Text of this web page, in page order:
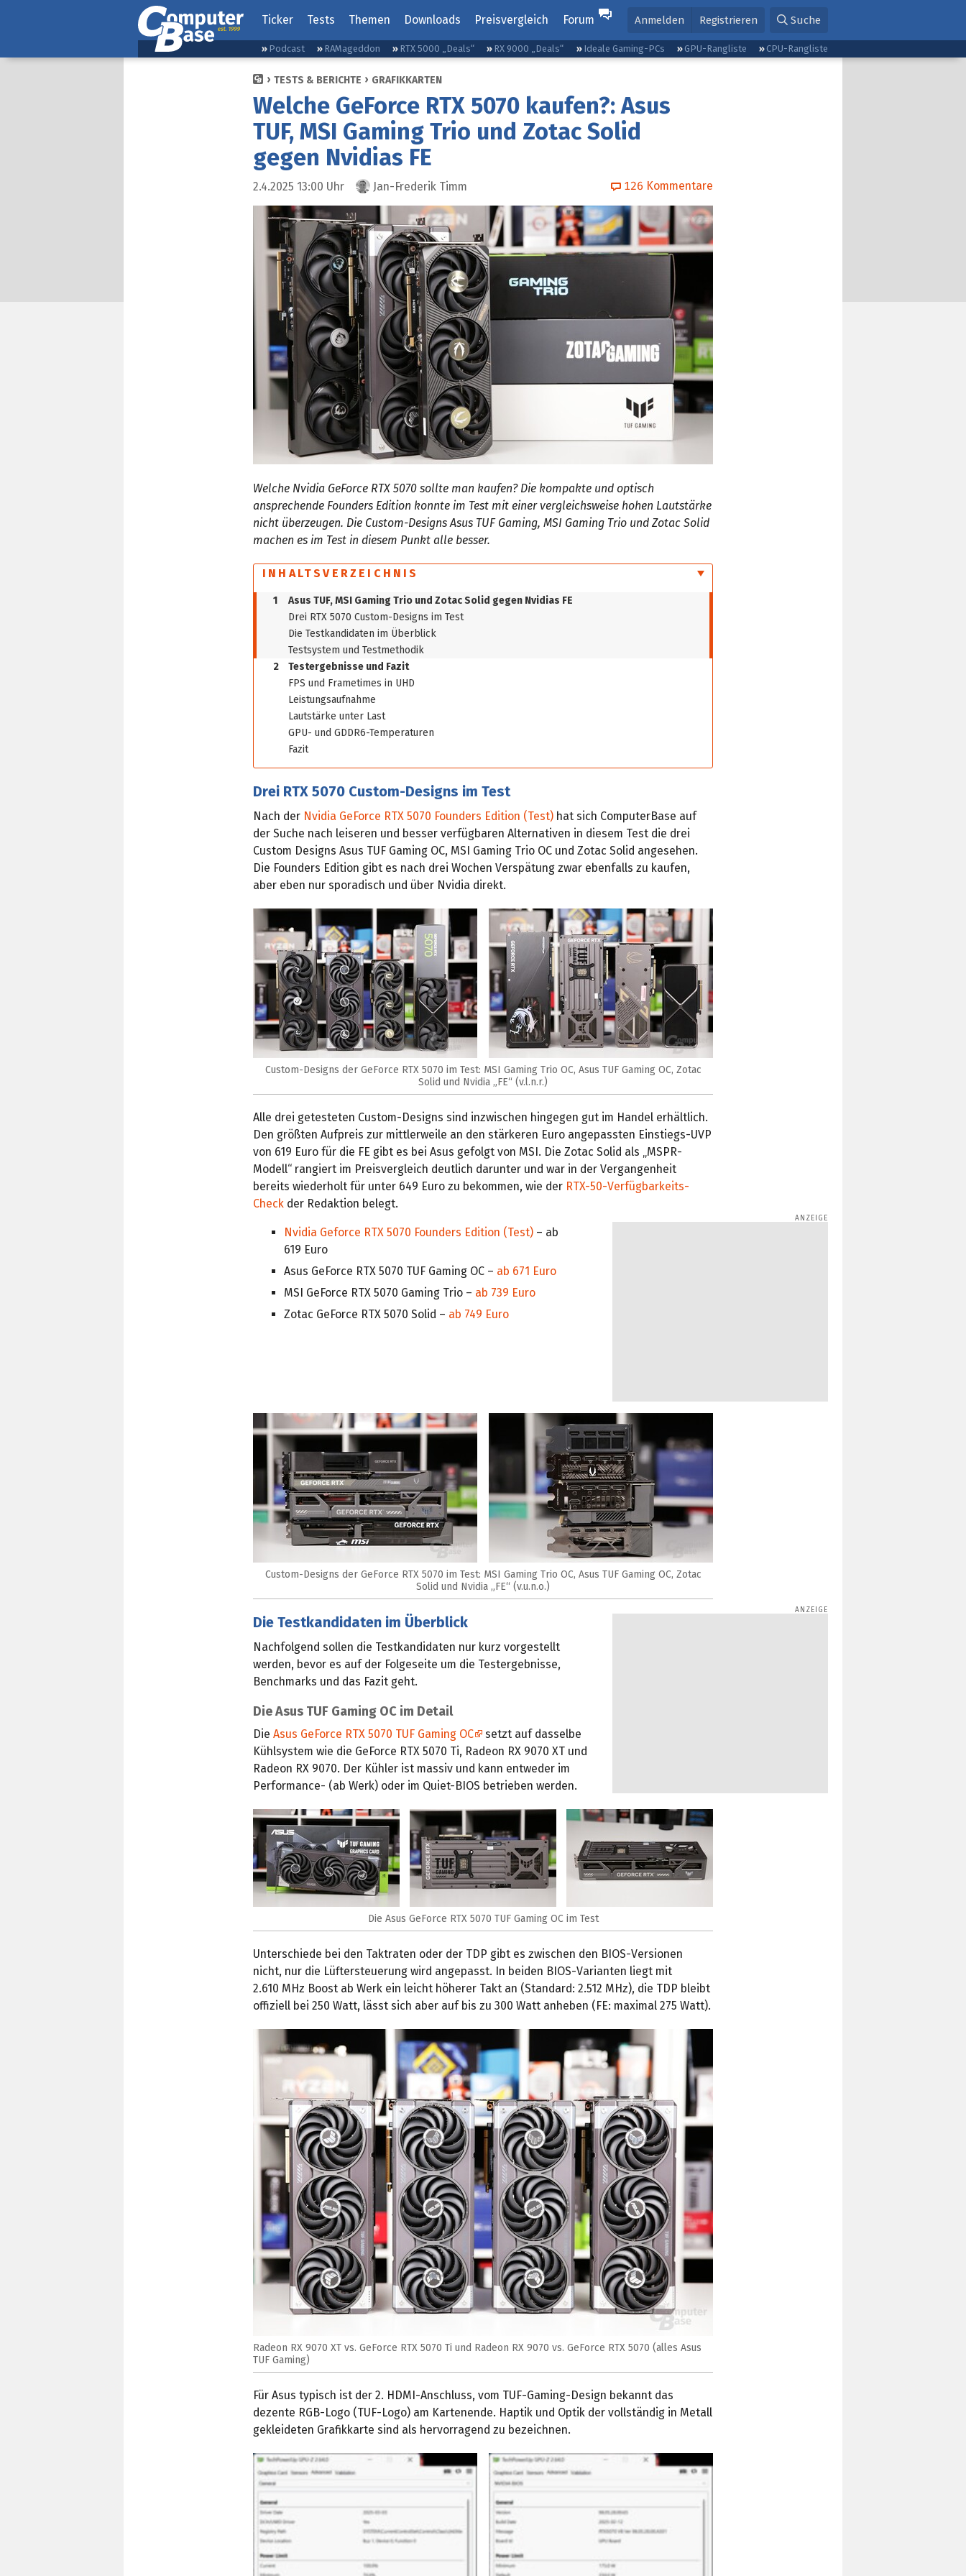
Ticker Tests Themen Downloads Preisvergleich Forum Anmelden Registrieren Suche
Podcast RAMageddon RTX 5000 „Deals“ RX 9000 „Deals“ Ideale Gaming-PCs GPU-Rangliste CPU-Rangliste
TESTS & BERICHTE GRAFIKKARTEN
Welche GeForce RTX 5070 kaufen?: Asus
TUF, MSI Gaming Trio und Zotac Solid
gegen Nvidias FE
2.4.2025 13:00 Uhr Jan-Frederik Timm 126 Kommentare
Welche Nvidia GeForce RTX 5070 sollte man kaufen? Die kompakte und optisch
ansprechende Founders Edition konnte im Test mit einer vergleichsweise hohen Lautstärke
nicht überzeugen. Die Custom-Designs Asus TUF Gaming, MSI Gaming Trio und Zotac Solid
machen es im Test in diesem Punkt alle besser.
INHALTSVERZEICHNIS
1
Asus TUF, MSI Gaming Trio und Zotac Solid gegen Nvidias FE
Drei RTX 5070 Custom-Designs im Test
Die Testkandidaten im Überblick
Testsystem und Testmethodik
2
Testergebnisse und Fazit
FPS und Frametimes in UHD
Leistungsaufnahme
Lautstärke unter Last
GPU- und GDDR6-Temperaturen
Fazit
Drei RTX 5070 Custom-Designs im Test
Nach der Nvidia GeForce RTX 5070 Founders Edition (Test) hat sich ComputerBase auf
der Suche nach leiseren und besser verfügbaren Alternativen in diesem Test die drei
Custom Designs Asus TUF Gaming OC, MSI Gaming Trio OC und Zotac Solid angesehen.
Die Founders Edition gibt es nach drei Wochen Verspätung zwar ebenfalls zu kaufen,
aber eben nur sporadisch und über Nvidia direkt.
Custom-Designs der GeForce RTX 5070 im Test: MSI Gaming Trio OC, Asus TUF Gaming OC, Zotac
Solid und Nvidia „FE“ (v.l.n.r.)
Alle drei getesteten Custom-Designs sind inzwischen hingegen gut im Handel erhältlich.
Den größten Aufpreis zur mittlerweile an den stärkeren Euro angepassten Einstiegs-UVP
von 619 Euro für die FE gibt es bei Asus gefolgt von MSI. Die Zotac Solid als „MSPR-
Modell“ rangiert im Preisvergleich deutlich darunter und war in der Vergangenheit
bereits wiederholt für unter 649 Euro zu bekommen, wie der RTX-50-Verfügbarkeits-
Check der Redaktion belegt.
Nvidia Geforce RTX 5070 Founders Edition (Test) – ab
619 Euro
Asus GeForce RTX 5070 TUF Gaming OC – ab 671 Euro
MSI GeForce RTX 5070 Gaming Trio – ab 739 Euro
Zotac GeForce RTX 5070 Solid – ab 749 Euro
Custom-Designs der GeForce RTX 5070 im Test: MSI Gaming Trio OC, Asus TUF Gaming OC, Zotac
Solid und Nvidia „FE“ (v.u.n.o.)
Die Testkandidaten im Überblick
Nachfolgend sollen die Testkandidaten nur kurz vorgestellt
werden, bevor es auf der Folgeseite um die Testergebnisse,
Benchmarks und das Fazit geht.
Die Asus TUF Gaming OC im Detail
Die Asus GeForce RTX 5070 TUF Gaming OC
setzt auf dasselbe
Kühlsystem wie die GeForce RTX 5070 Ti, Radeon RX 9070 XT und
Radeon RX 9070. Der Kühler ist massiv und kann entweder im
Performance- (ab Werk) oder im Quiet-BIOS betrieben werden.
Die Asus GeForce RTX 5070 TUF Gaming OC im Test
Unterschiede bei den Taktraten oder der TDP gibt es zwischen den BIOS-Versionen
nicht, nur die Lüftersteuerung wird angepasst. In beiden BIOS-Varianten liegt mit
2.610 MHz Boost ab Werk ein leicht höherer Takt an (Standard: 2.512 MHz), die TDP bleibt
offiziell bei 250 Watt, lässt sich aber auf bis zu 300 Watt anheben (FE: maximal 275 Watt).
Radeon RX 9070 XT vs. GeForce RTX 5070 Ti und Radeon RX 9070 vs. GeForce RTX 5070 (alles Asus
TUF Gaming)
Für Asus typisch ist der 2. HDMI-Anschluss, vom TUF-Gaming-Design bekannt das
dezente RGB-Logo (TUF-Logo) am Kartenende. Haptik und Optik der vollständig in Metall
gekleideten Grafikkarte sind als hervorragend zu bezeichnen.